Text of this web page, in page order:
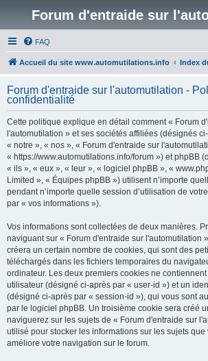
Forum d'entraide sur
FAQ
Accueil du site www.automutilations.info Index
Forum d'entraide sur l'automutilation -
confidentialité
Cette politique explique en détail comment « Forum
l'automutilation » et ses sociétés affiliées (désignés
« notre », « nos », « Forum d'entraide sur
« https://www.automutilations.info/forum ») et phpBB
« ils », « eux », « leur », « logiciel phpBB », «
Limited », « Équipes phpBB ») utilisent n’importe
pendant n’importe quelle session d’utilisation de
par « vos informations »).
Vos informations sont collectées de deux manières.
naviguant sur « Forum d'entraide sur l'automutilation
créera un certain nombre de cookies, qui sont des
téléchargés dans les fichiers temporaires du
ordinateur. Les deux premiers cookies ne contiennent
utilisateur (désigné ci-après par « user-id ») et un
(désigné ci-après par « session-id »), qui vous sont
par le logiciel phpBB. Un troisième cookie sera créé
naviguerez sur les sujets de « Forum d'entraide sur
utilisé pour stocker les informations sur les sujets que
améliore votre navigation sur le forum.